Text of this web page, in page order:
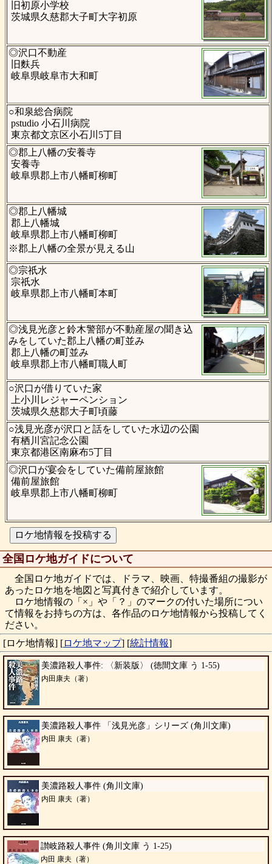
旧初原小学校
茨城県久慈郡大子町大字初原
◎沢口不動産
旧麩兵
岐阜県岐阜市大和町
○和泉総合病院
pstudio 小石川病院
東京都文京区小石川5丁目
◎郡上八幡の安養寺
安養寺
岐阜県郡上市八幡町柳町
◎郡上八幡城
郡上八幡城
岐阜県郡上市八幡町柳町
※郡上八幡の全景が見える山
◎宗祇水
宗祇水
岐阜県郡上市八幡町本町
◎浅見光彦と鈴木警部が不動産屋の聞き込
みをしていた郡上八幡の町並み
郡上八幡の町並み
岐阜県郡上市八幡町職人町
○沢口が借りていた家
上小川レジャーペンション
茨城県久慈郡大子町頃藤
○浅見光彦が沢口と話をしていた水辺の公園
有栖川宮記念公園
東京都港区南麻布5丁目
◎沢口が宴会をしていた備前屋旅館
備前屋旅館
岐阜県郡上市八幡町柳町
全国ロケ地ガイドについて
全国ロケ地ガイドでは、ドラマ、映画、特撮番組の撮影が
あったロケ地を地図と写真付きで紹介しています。
ロケ地情報の「×」や「？」のマークの付いた場所につい
て情報をお持ちの方は、各作品のロケ地情報から投稿してく
ださい。
[ロケ地情報] [ロケ地マップ] [統計情報]
美濃路殺人事件: 〈新装版〉 (徳間文庫 う 1-55)
内田康夫（著）
美濃路殺人事件 「浅見光彦」シリーズ (角川文庫)
内田 康夫（著）
美濃路殺人事件 (角川文庫)
内田 康夫（著）
讃岐路殺人事件 (角川文庫 う 1-25)
内田 康夫（著）